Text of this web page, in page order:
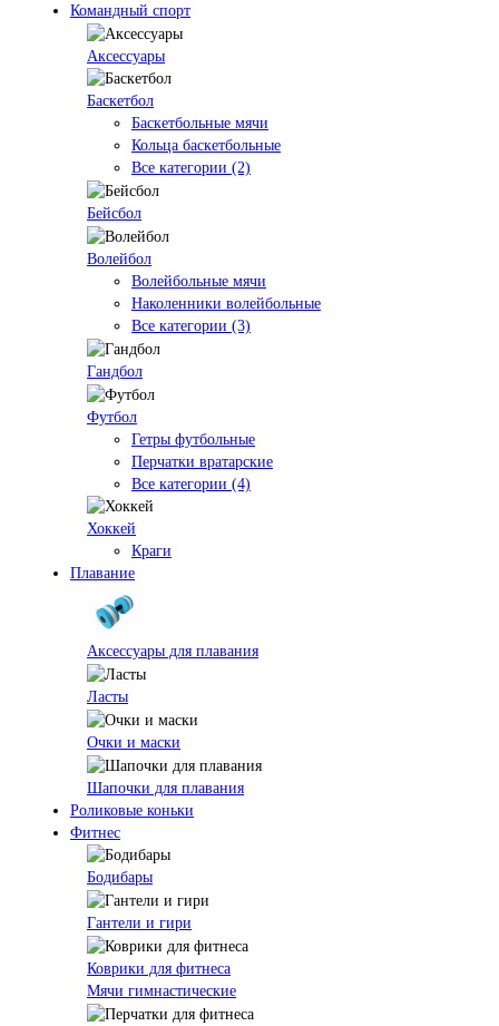
Командный спорт
Аксессуары
Баскетбол
Баскетбольные мячи
Кольца баскетбольные
Все категории (2)
Бейсбол
Волейбол
Волейбольные мячи
Наколенники волейбольные
Все категории (3)
Гандбол
Футбол
Гетры футбольные
Перчатки вратарские
Все категории (4)
Хоккей
Краги
Плавание
Аксессуары для плавания
Ласты
Очки и маски
Шапочки для плавания
Роликовые коньки
Фитнес
Бодибары
Гантели и гири
Коврики для фитнеса
Мячи гимнастические